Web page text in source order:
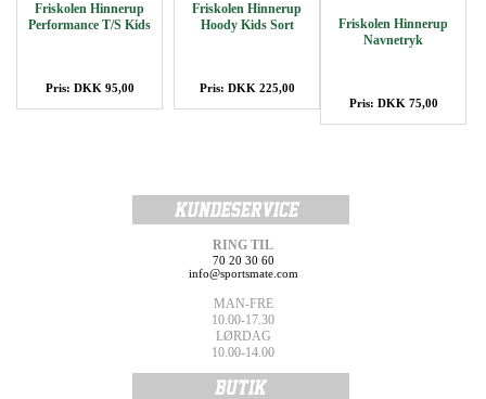
Friskolen Hinnerup
Performance T/S Kids
Pris: DKK 95,00
Friskolen Hinnerup
Hoody Kids Sort
Pris: DKK 225,00
Friskolen Hinnerup
Navnetryk
Pris: DKK 75,00
RING TIL
70 20 30 60
info@sportsmate.com
MAN-FRE
10.00-17.30
LØRDAG
10.00-14.00